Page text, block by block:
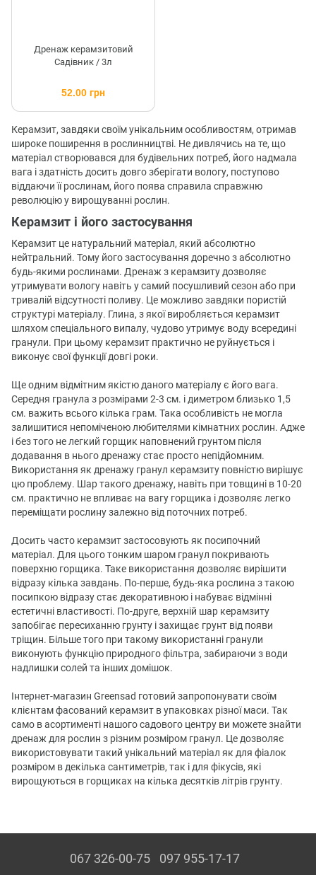
Дренаж керамзитовий
Садівник / 3л
52.00 грн
Керамзит, завдяки своїм унікальним особливостям, отримав
широке поширення в рослинництві. Не дивлячись на те, що
матеріал створювався для будівельних потреб, його надмала
вага і здатність досить довго зберігати вологу, поступово
віддаючи її рослинам, його поява справила справжню
революцію у вирощуванні рослин.
Керамзит і його застосування
Керамзит це натуральний матеріал, який абсолютно
нейтральний. Тому його застосування доречно з абсолютно
будь-якими рослинами. Дренаж з керамзиту дозволяє
утримувати вологу навіть у самий посушливий сезон або при
тривалій відсутності поливу. Це можливо завдяки пористій
структурі матеріалу. Глина, з якої виробляється керамзит
шляхом спеціального випалу, чудово утримує воду всередині
гранули. При цьому керамзит практично не руйнується і
виконує свої функції довгі роки.
Ще одним відмітним якістю даного матеріалу є його вага.
Середня гранула з розмірами 2-3 см. і диметром близько 1,5
см. важить всього кілька грам. Така особливість не могла
залишитися непоміченою любителями кімнатних рослин. Адже
і без того не легкий горщик наповнений грунтом після
додавання в нього дренажу стає просто непідйомним.
Використання як дренажу гранул керамзиту повністю вирішує
цю проблему. Шар такого дренажу, навіть при товщині в 10-20
см. практично не впливає на вагу горщика і дозволяє легко
переміщати рослину залежно від поточних потреб.
Досить часто керамзит застосовують як посипочний
матеріал. Для цього тонким шаром гранул покривають
поверхню горщика. Таке використання дозволяє вирішити
відразу кілька завдань. По-перше, будь-яка рослина з такою
посипкою відразу стає декоративною і набуває відмінні
естетичні властивості. По-друге, верхній шар керамзиту
запобігає пересиханню грунту і захищає грунт від появи
тріщин. Більше того при такому використанні гранули
виконують функцію природного фільтра, забираючи з води
надлишки солей та інших домішок.
Інтернет-магазин Greensad готовий запропонувати своїм
клієнтам фасований керамзит в упаковках різної маси. Так
само в асортименті нашого садового центру ви можете знайти
дренаж для рослин з різним розміром гранул. Це дозволяє
використовувати такий унікальний матеріал як для фіалок
розміром в декілька сантиметрів, так і для фікусів, які
вирощуються в горщиках на кілька десятків літрів грунту.
067 326-00-75 097 955-17-17